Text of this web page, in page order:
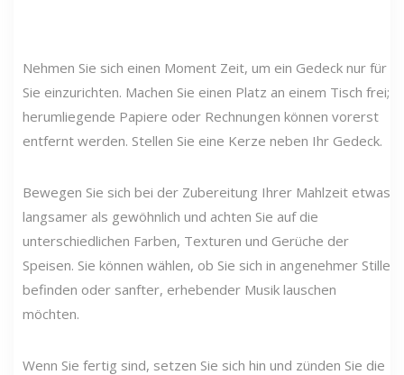
Nehmen Sie sich einen Moment Zeit, um ein Gedeck nur für
Sie einzurichten. Machen Sie einen Platz an einem Tisch frei;
herumliegende Papiere oder Rechnungen können vorerst
entfernt werden. Stellen Sie eine Kerze neben Ihr Gedeck.
Bewegen Sie sich bei der Zubereitung Ihrer Mahlzeit etwas
langsamer als gewöhnlich und achten Sie auf die
unterschiedlichen Farben, Texturen und Gerüche der
Speisen. Sie können wählen, ob Sie sich in angenehmer Stille
befinden oder sanfter, erhebender Musik lauschen
möchten.
Wenn Sie fertig sind, setzen Sie sich hin und zünden Sie die